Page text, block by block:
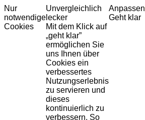
Nur
notwendige
Cookies
Unvergleichlich
lecker
Mit dem Klick auf
„geht klar”
ermöglichen Sie
uns Ihnen über
Cookies ein
verbessertes
Nutzungserlebnis
zu servieren und
dieses
kontinuierlich zu
verbessern. So
Anpassen
Geht klar